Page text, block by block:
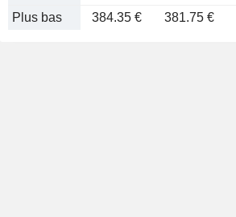
Plus bas
384.35 € 381.75 €